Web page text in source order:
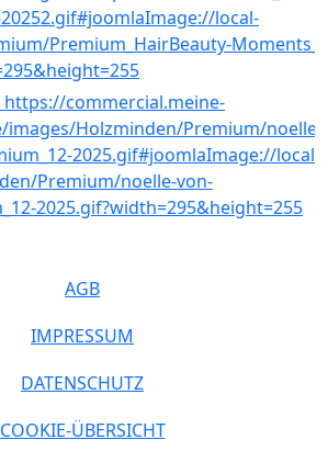
AGB
IMPRESSUM
DATENSCHUTZ
COOKIE-ÜBERSICHT